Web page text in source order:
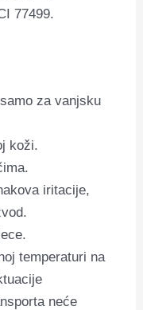
77499.
za vanjsku
koži.
iritacije,
temperaturi na
neće